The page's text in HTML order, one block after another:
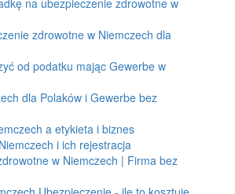
zdrowotne w Niemczech dla
od podatku mając Gewerbe w
dla Polaków i Gewerbe bez
a etykieta i biznes
i ich rejestracja
w Niemczech | Firma bez